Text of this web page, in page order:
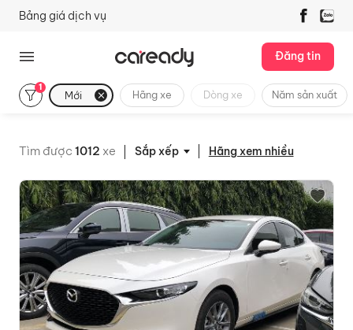
Bảng giá dịch vụ
Đăng tin
1
Mới Hãng xe Dòng xe Năm sản xuất
Tìm được 1012 xe Hãng xem nhiều